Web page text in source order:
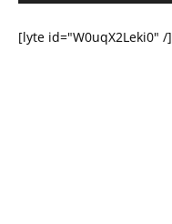
[lyte id="W0uqX2Leki0" /]